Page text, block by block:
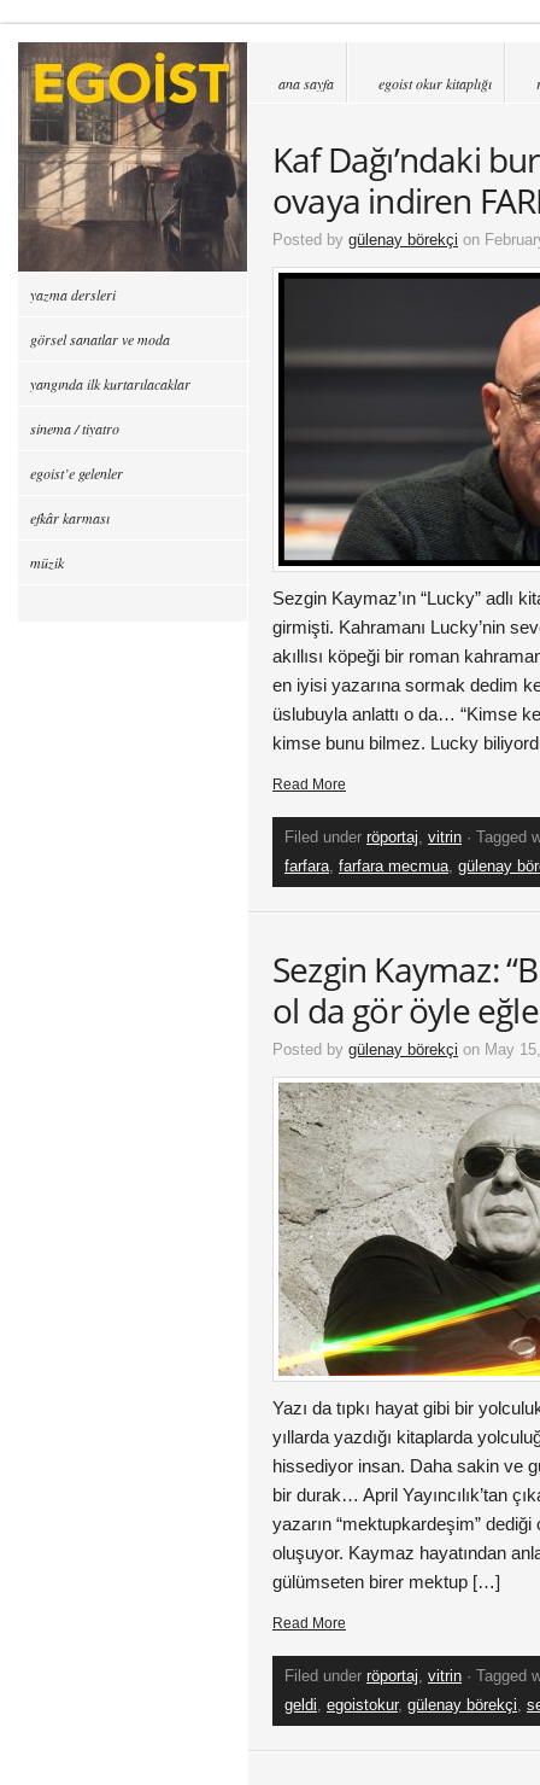
ana sayfa egoist okur kitaplığı
Kaf Dağı’ndaki
ovaya indiren
Posted by gülenay börekçi on
Sezgin Kaymaz’ın “Lucky” adlı
girmişti. Kahramanı Lucky’nin
akıllısı köpeği bir roman
en iyisi yazarına sormak dedim
üslubuyla anlattı o da… “Kimse
kimse bunu bilmez. Lucky
Read More
Filed under röportaj, vitrin · Tagged
farfara, farfara mecmua, gülenay
Sezgin Kaymaz:
ol da gör öyle
Posted by gülenay börekçi on May
Yazı da tıpkı hayat gibi bir
yıllarda yazdığı kitaplarda
hissediyor insan. Daha sakin ve
bir durak… April Yayıncılık’tan
yazarın “mektupkardeşim” dediği
oluşuyor. Kaymaz hayatından
gülümseten birer mektup […]
Read More
Filed under röportaj, vitrin · Tagged
geldi, egoistokur, gülenay börekçi,
yazma dersleri
görsel sanatlar ve moda
yangında ilk kurtarılacaklar
sinema / tiyatro
egoist’e gelenler
efkâr karması
müzik